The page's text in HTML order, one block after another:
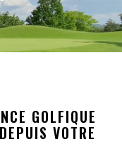
GOLFIQUE
VOTRE